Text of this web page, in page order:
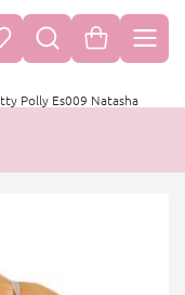
Polly Es009 Natasha